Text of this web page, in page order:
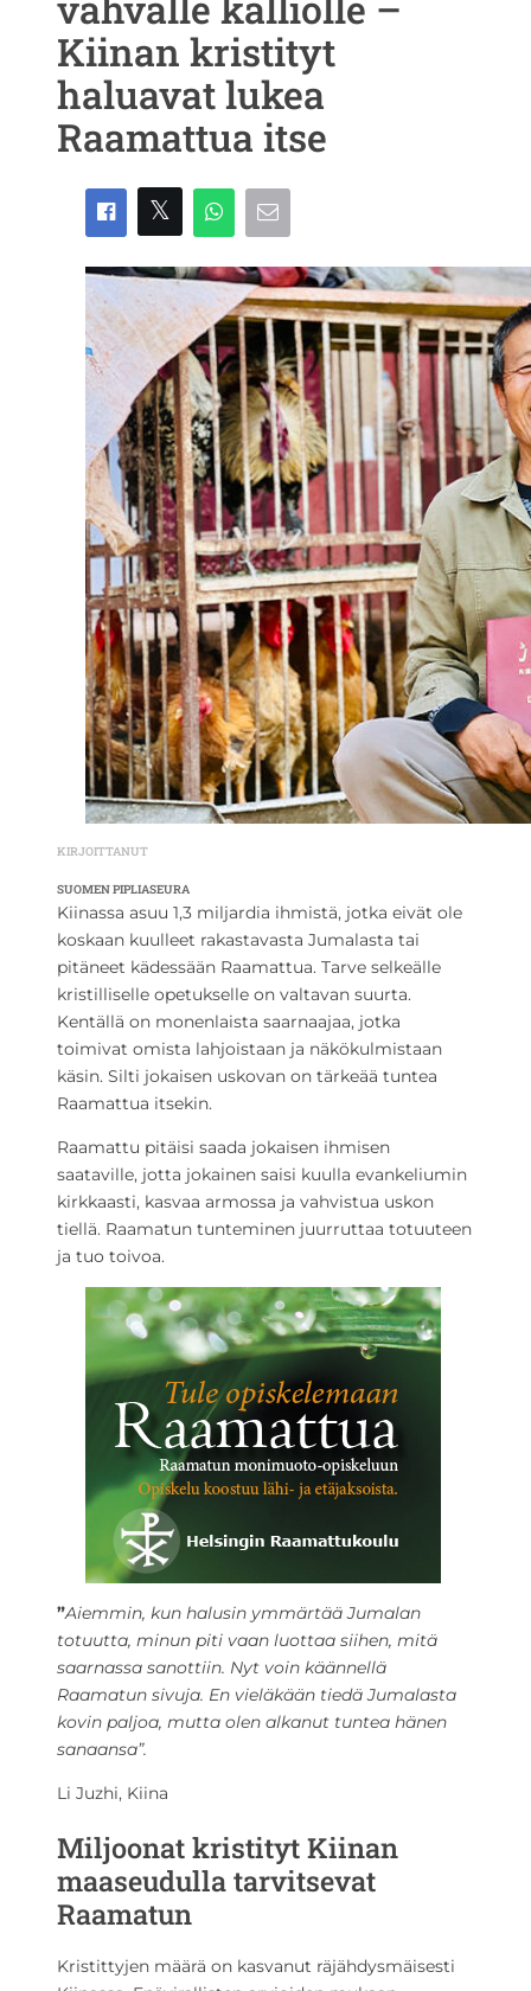
Kiinan kristityt
haluavat lukea
Raamattua itse
KIRJOITTANUT
SUOMEN PIPLIASEURA
Kiinassa asuu 1,3 miljardia ihmistä, jotka eivät ole
koskaan kuulleet rakastavasta Jumalasta tai
pitäneet kädessään Raamattua. Tarve selkeälle
kristilliselle opetukselle on valtavan suurta.
Kentällä on monenlaista saarnaajaa, jotka
toimivat omista lahjoistaan ja näkökulmistaan
käsin. Silti jokaisen uskovan on tärkeää tuntea
Raamattua itsekin.
Raamattu pitäisi saada jokaisen ihmisen
saataville, jotta jokainen saisi kuulla evankeliumin
kirkkaasti, kasvaa armossa ja vahvistua uskon
tiellä. Raamatun tunteminen juurruttaa totuuteen
ja tuo toivoa.
”Aiemmin, kun halusin ymmärtää Jumalan
totuutta, minun piti vaan luottaa siihen, mitä
saarnassa sanottiin. Nyt voin käännellä
Raamatun sivuja. En vieläkään tiedä Jumalasta
kovin paljoa, mutta olen alkanut tuntea hänen
sanaansa”.
Li Juzhi, Kiina
Miljoonat kristityt Kiinan
maaseudulla tarvitsevat
Raamatun
Kristittyjen määrä on kasvanut räjähdysmäisesti